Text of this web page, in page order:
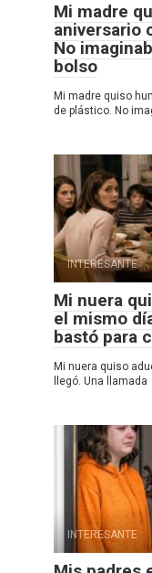
Mi madre
aniversario
No
bolso
Mi madre quiso
de plástico. No
INTERESANTE
Mi nuera
el mismo
bastó para
Mi nuera quiso
llegó. Una llamada
INTERESANTE